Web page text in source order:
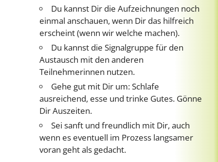
Du kannst Dir die Aufzeichnungen noch
einmal anschauen, wenn Dir das hilfreich
erscheint (wenn wir welche machen).
Du kannst die Signalgruppe für den
Austausch mit den anderen
Teilnehmerinnen nutzen.
Gehe gut mit Dir um: Schlafe
ausreichend, esse und trinke Gutes. Gönne
Dir Auszeiten.
Sei sanft und freundlich mit Dir, auch
wenn es eventuell im Prozess langsamer
voran geht als gedacht.